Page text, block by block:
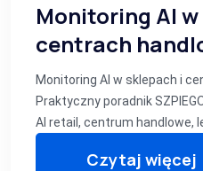
Monitoring AI
centrach
Monitoring AI w sklepach i
Praktyczny poradnik
AI retail, centrum handlowe,
Czytaj więcej